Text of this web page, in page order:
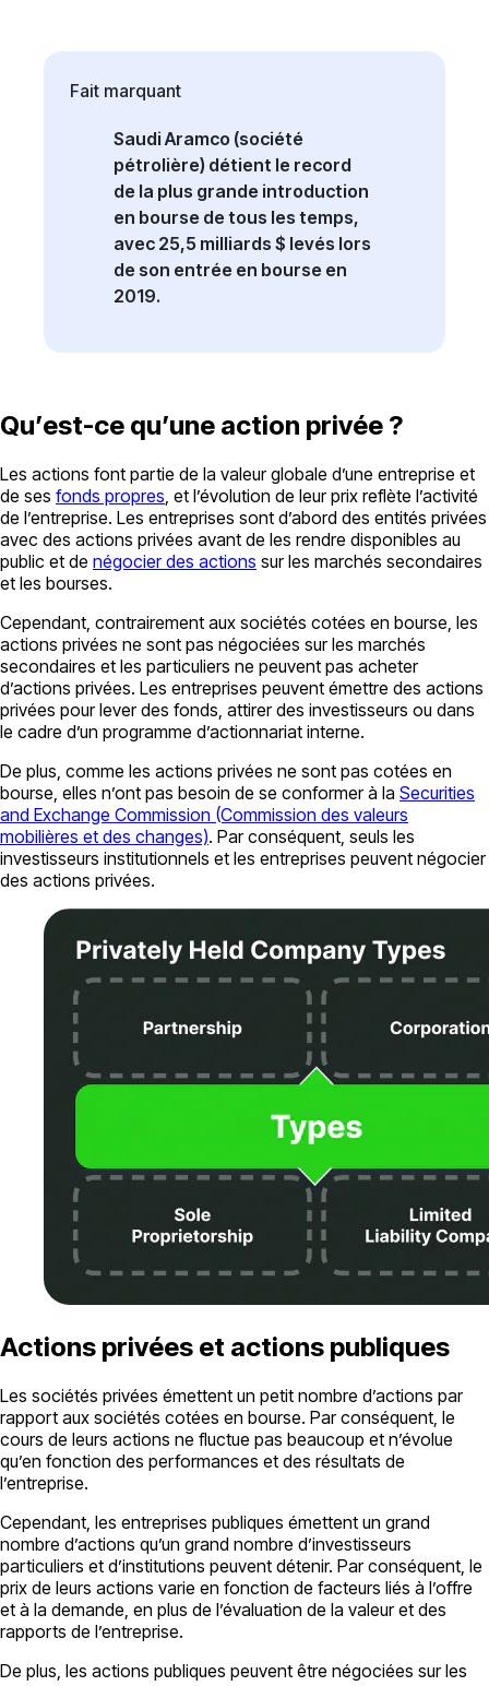
Saudi Aramco (société
pétrolière) détient le record
de la plus grande introduction
en bourse de tous les temps,
avec 25,5 milliards $ levés lors
de son entrée en bourse en
2019.
Fait marquant
Qu’est-ce qu’une action privée ?
Les actions font partie de la valeur globale d’une entreprise et
de ses fonds propres , et l’évolution de leur prix reflète l’activité
de l’entreprise. Les entreprises sont d’abord des entités privées
avec des actions privées avant de les rendre disponibles au
public et de négocier des actions sur les marchés secondaires
et les bourses.
Cependant, contrairement aux sociétés cotées en bourse, les
actions privées ne sont pas négociées sur les marchés
secondaires et les particuliers ne peuvent pas acheter
d’actions privées. Les entreprises peuvent émettre des actions
privées pour lever des fonds, attirer des investisseurs ou dans
le cadre d’un programme d’actionnariat interne.
De plus, comme les actions privées ne sont pas cotées en
bourse, elles n’ont pas besoin de se conformer à la Securities
and Exchange Commission (Commission des valeurs
mobilières et des changes). Par conséquent, seuls les
investisseurs institutionnels et les entreprises peuvent négocier
des actions privées.
Actions privées et actions publiques
Les sociétés privées émettent un petit nombre d’actions par
rapport aux sociétés cotées en bourse. Par conséquent, le
cours de leurs actions ne fluctue pas beaucoup et n’évolue
qu’en fonction des performances et des résultats de
l’entreprise.
Cependant, les entreprises publiques émettent un grand
nombre d’actions qu’un grand nombre d’investisseurs
particuliers et d’institutions peuvent détenir. Par conséquent, le
prix de leurs actions varie en fonction de facteurs liés à l’offre
et à la demande, en plus de l’évaluation de la valeur et des
rapports de l’entreprise.
De plus, les actions publiques peuvent être négociées sur les